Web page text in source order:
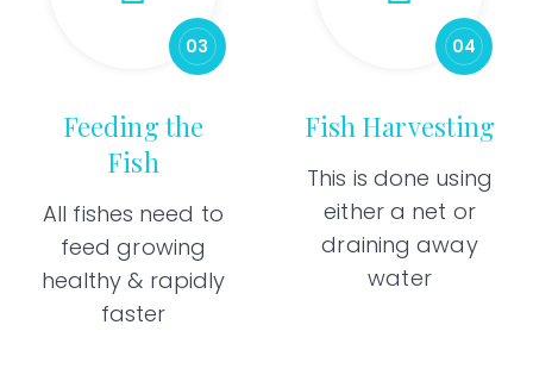
03
Feeding the
Fish
All fishes need to
feed growing
healthy & rapidly
faster
04
Fish Harvesting
This is done using
either a net or
draining away
water